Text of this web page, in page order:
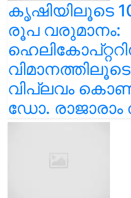
കൃഷിയിലൂടെ
രൂപ വരുമാനം:
വിപ്ലവം
ഡോ. രാജാരാം